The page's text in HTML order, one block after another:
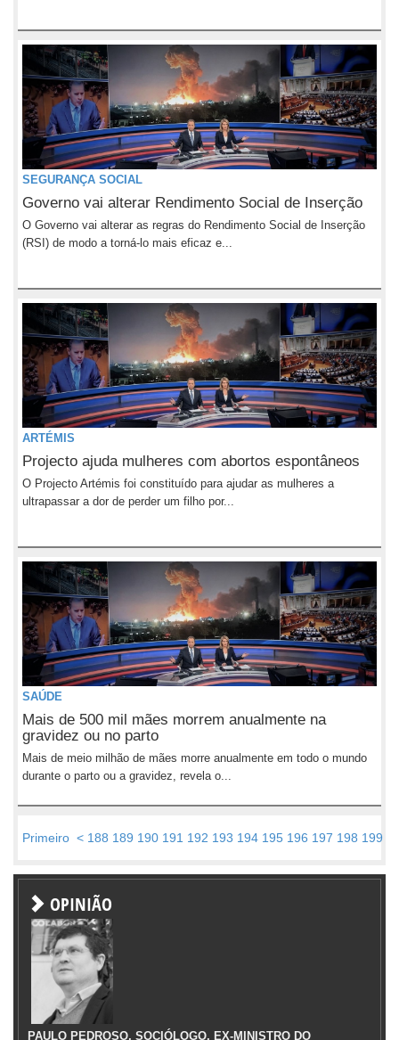
SEGURANÇA SOCIAL
Governo vai alterar Rendimento Social de Inserção
O Governo vai alterar as regras do Rendimento Social de Inserção
(RSI) de modo a torná-lo mais eficaz e...
ARTÉMIS
Projecto ajuda mulheres com abortos espontâneos
O Projecto Artémis foi constituído para ajudar as mulheres a
ultrapassar a dor de perder um filho por...
SAÚDE
Mais de 500 mil mães morrem anualmente na
gravidez ou no parto
Mais de meio milhão de mães morre anualmente em todo o mundo
durante o parto ou a gravidez, revela o...
Primeiro < 188 189 190 191 192 193 194 195 196 197 198 199
OPINIÃO
PAULO PEDROSO, SOCIÓLOGO, EX-MINISTRO DO